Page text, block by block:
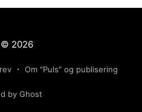
© 2026
Om "Puls" og publisering
by Ghost